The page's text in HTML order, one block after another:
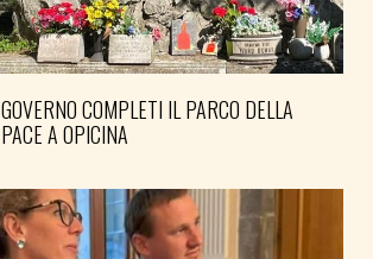
GOVERNO COMPLETI IL PARCO DELLA
PACE A OPICINA